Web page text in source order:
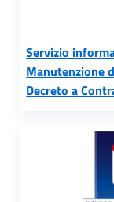
Servizio
Manutenzione
Decreto a